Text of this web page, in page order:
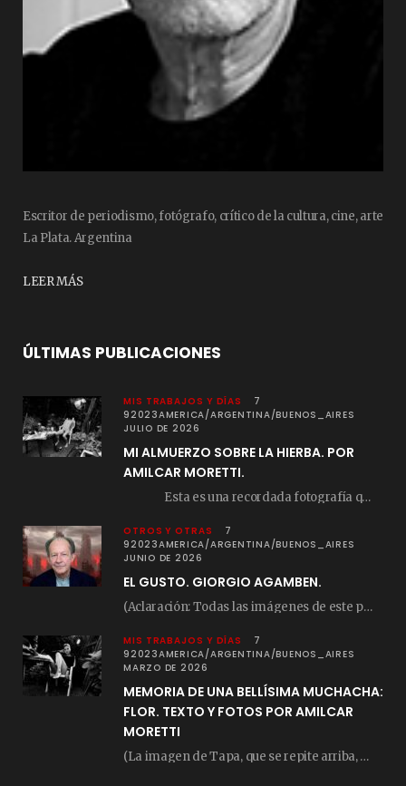
Escritor de periodismo, fotógrafo, crítico de la cultura, cine, arte
La Plata. Argentina
LEER MÁS
ÚLTIMAS PUBLICACIONES
MIS TRABAJOS Y DÍAS
7
92023AMERICA/ARGENTINA/BUENOS_AIRES
JULIO DE 2026
MI ALMUERZO SOBRE LA HIERBA. POR
AMILCAR MORETTI.
Esta es una recordada fotografía que registré…
OTROS Y OTRAS
7
92023AMERICA/ARGENTINA/BUENOS_AIRES
JUNIO DE 2026
EL GUSTO. GIORGIO AGAMBEN.
(Aclaración: Todas las imágenes de este posteo fueron tomadas de Bloghemia.com, y todos los…
MIS TRABAJOS Y DÍAS
7
92023AMERICA/ARGENTINA/BUENOS_AIRES
MARZO DE 2026
MEMORIA DE UNA BELLÍSIMA MUCHACHA:
FLOR. TEXTO Y FOTOS POR AMILCAR
MORETTI
(La imagen de Tapa, que se repite arriba, fue compuesta por Amilcar Moretti el viernes…